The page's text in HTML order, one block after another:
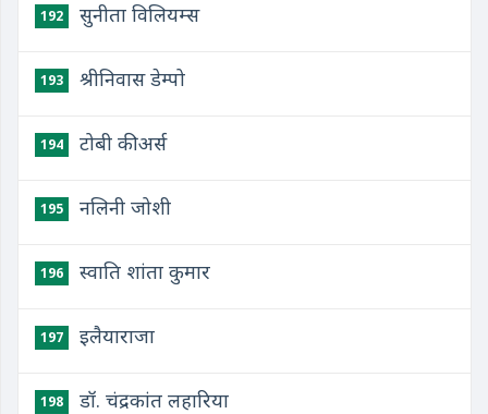
192 सुनीता विलियम्स
193 श्रीनिवास डेम्पो
194 टोबी कीअर्स
195 नलिनी जोशी
196 स्वाति शांता कुमार
197 इलैयाराजा
198 डॉ. चंद्रकांत लहारिया